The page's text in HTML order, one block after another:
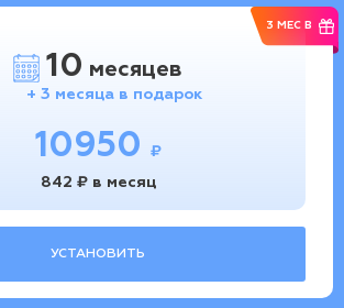
3 МЕС В
10 месяцев
+ 3 месяца в подарок
10950
₽
842 ₽ в месяц
УСТАНОВИТЬ